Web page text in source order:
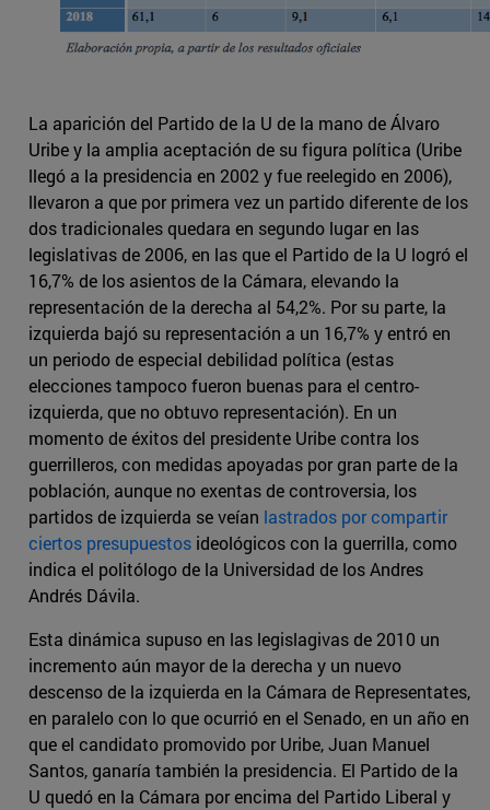
La aparición del Partido de la U de la mano de Álvaro
Uribe y la amplia aceptación de su figura política (Uribe
llegó a la presidencia en 2002 y fue reelegido en 2006),
llevaron a que por primera vez un partido diferente de los
dos tradicionales quedara en segundo lugar en las
legislativas de 2006, en las que el Partido de la U logró el
16,7% de los asientos de la Cámara, elevando la
representación de la derecha al 54,2%. Por su parte, la
izquierda bajó su representación a un 16,7% y entró en
un periodo de especial debilidad política (estas
elecciones tampoco fueron buenas para el centro-
izquierda, que no obtuvo representación). En un
momento de éxitos del presidente Uribe contra los
guerrilleros, con medidas apoyadas por gran parte de la
población, aunque no exentas de controversia, los
partidos de izquierda se veían lastrados por compartir
ciertos presupuestos ideológicos con la guerrilla, como
indica el politólogo de la Universidad de los Andres
Andrés Dávila.
Esta dinámica supuso en las legislagivas de 2010 un
incremento aún mayor de la derecha y un nuevo
descenso de la izquierda en la Cámara de Representates,
en paralelo con lo que ocurrió en el Senado, en un año en
que el candidato promovido por Uribe, Juan Manuel
Santos, ganaría también la presidencia. El Partido de la
U quedó en la Cámara por encima del Partido Liberal y